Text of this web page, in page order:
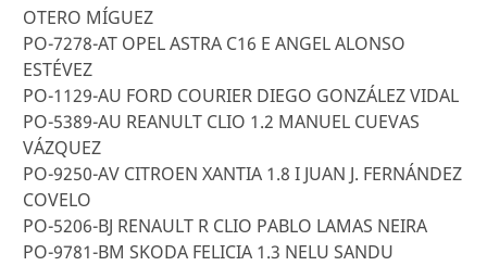
OTERO MÍGUEZ
PO-7278-AT OPEL ASTRA C16 E ANGEL ALONSO
ESTÉVEZ
PO-1129-AU FORD COURIER DIEGO GONZÁLEZ VIDAL
PO-5389-AU REANULT CLIO 1.2 MANUEL CUEVAS
VÁZQUEZ
PO-9250-AV CITROEN XANTIA 1.8 I JUAN J. FERNÁNDEZ
COVELO
PO-5206-BJ RENAULT R CLIO PABLO LAMAS NEIRA
PO-9781-BM SKODA FELICIA 1.3 NELU SANDU